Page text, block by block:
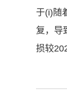
于(i)随
复，导
损较